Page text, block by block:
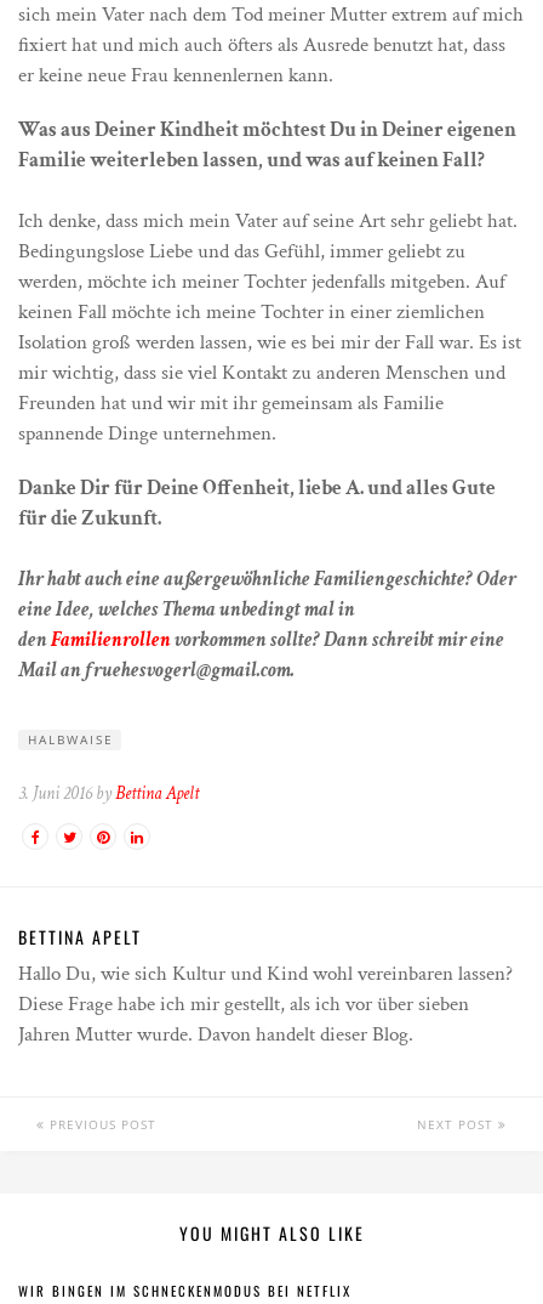
sich mein Vater nach dem Tod meiner Mutter extrem auf mich
fixiert hat und mich auch öfters als Ausrede benutzt hat, dass
er keine neue Frau kennenlernen kann.
Was aus Deiner Kindheit möchtest Du in Deiner eigenen
Familie weiterleben lassen, und was auf keinen Fall?
Ich denke, dass mich mein Vater auf seine Art sehr geliebt hat.
Bedingungslose Liebe und das Gefühl, immer geliebt zu
werden, möchte ich meiner Tochter jedenfalls mitgeben. Auf
keinen Fall möchte ich meine Tochter in einer ziemlichen
Isolation groß werden lassen, wie es bei mir der Fall war. Es ist
mir wichtig, dass sie viel Kontakt zu anderen Menschen und
Freunden hat und wir mit ihr gemeinsam als Familie
spannende Dinge unternehmen.
Danke Dir für Deine Offenheit, liebe A. und alles Gute
für die Zukunft.
Ihr habt auch eine außergewöhnliche Familiengeschichte? Oder
eine Idee, welches Thema unbedingt mal in
denFamilienrollenvorkommen sollte? Dann schreibt mir eine
Mail an fruehesvogerl@gmail.com.
HALBWAISE
3. Juni 2016 byBettina Apelt
BETTINA APELT
Hallo Du, wie sich Kultur und Kind wohl vereinbaren lassen?
Diese Frage habe ich mir gestellt, als ich vor über sieben
Jahren Mutter wurde. Davon handelt dieser Blog.
PREVIOUS POST NEXT POST
YOU MIGHT ALSO LIKE
WIR BINGEN IM SCHNECKENMODUS BEI NETFLIX